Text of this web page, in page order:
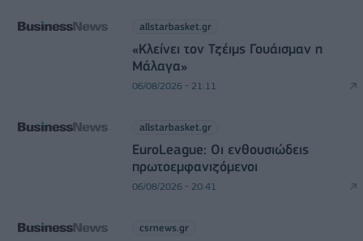
allstarbasket.gr
«Κλείνει τον Τζέιμς Γουάισμαν η
Μάλαγα»
06/08/2026 - 21:11
allstarbasket.gr
EuroLeague: Οι ενθουσιώδεις
πρωτοεμφανιζόμενοι
06/08/2026 - 20:41
csrnews.gr